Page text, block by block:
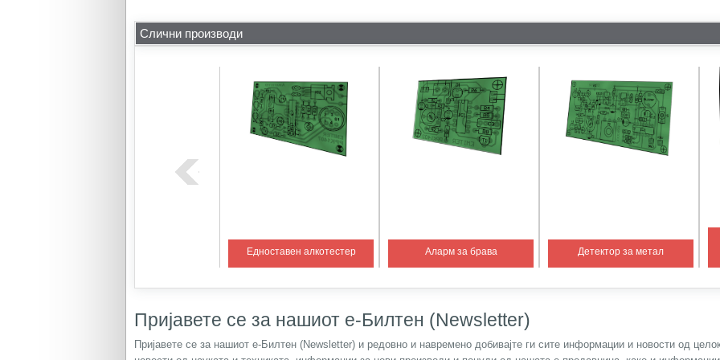
Слични производи
Едноставен алкотестер Аларм за брава Детектор за метал
Пријавете се за нашиот е-Билтен (Newsletter)
Пријавете се за нашиот е-Билтен (Newsletter) и редовно и навремено добивајте ги сите информации и новости од